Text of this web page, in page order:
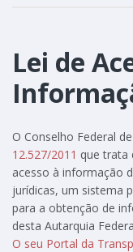
Lei de
O Conselho Federal
12.527/2011 que trata
acesso à informação
jurídicas, um sistema
para a obtenção de
desta Autarquia
O seu Portal da